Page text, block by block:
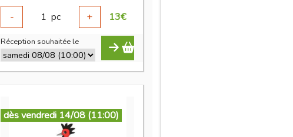
-
1 pc + 13€
Réception souhaitée le
dès vendredi 14/08 (11:00)